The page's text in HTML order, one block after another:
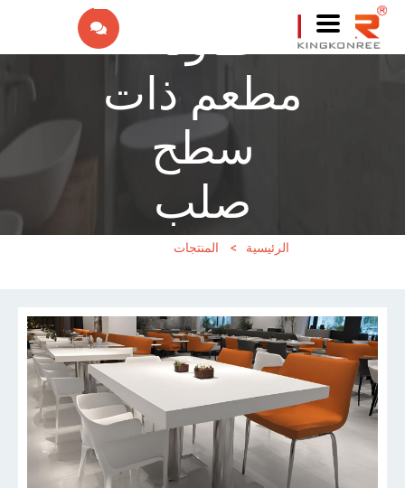
IW
FR
NL
RU
طاولة
مطعم ذات
سطح
صلب
الرئيسية > المنتجات >